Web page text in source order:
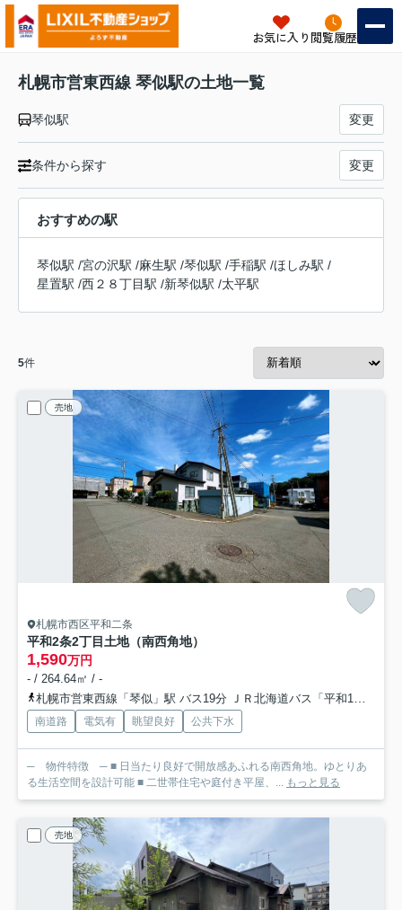
お気に入り 閲覧履歴
札幌市営東西線 琴似駅の土地一覧
琴似駅 変更
条件から探す 変更
おすすめの駅
琴似駅 /宮の沢駅 /麻生駅 /琴似駅 /手稲駅 /ほしみ駅 /
星置駅 /西２８丁目駅 /新琴似駅 /太平駅
5件
売地
札幌市西区平和二条
平和2条2丁目土地（南西角地）
1,590万円
- / 264.64㎡ / -
札幌市営東西線「琴似」駅 バス19分 ＪＲ北海道バス「平和1条3丁目」 停歩3分
南道路 電気有 眺望良好 公共下水
─ 物件特徴 ─ ■ 日当たり良好で開放感あふれる南西角地。ゆとりあ
る生活空間を設計可能 ■ 二世帯住宅や庭付き平屋、... もっと見る
売地